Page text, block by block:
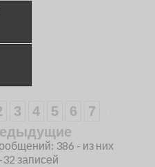
3 4 5 6 7
386 - из них
записей